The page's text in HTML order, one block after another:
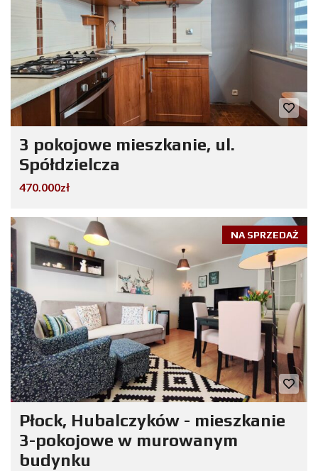
3 pokojowe mieszkanie, ul.
Spółdzielcza
470.000zł
NA SPRZEDAŻ
Płock, Hubalczyków - mieszkanie
3-pokojowe w murowanym
budynku